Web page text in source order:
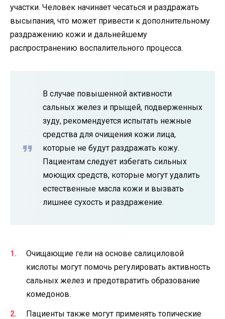
участки. Человек начинает чесаться и раздражать
высыпания, что может привести к дополнительному
раздражению кожи и дальнейшему
распространению воспалительного процесса.
В случае повышенной активности
сальных желез и прыщей, подверженных
зуду, рекомендуется испытать нежные
средства для очищения кожи лица,
которые не будут раздражать кожу.
Пациентам следует избегать сильных
моющих средств, которые могут удалить
естественные масла кожи и вызвать
лишнее сухость и раздражение.
Очищающие гели на основе салициловой
кислоты могут помочь регулировать активность
сальных желез и предотвратить образование
комедонов.
Пациенты также могут применять топические